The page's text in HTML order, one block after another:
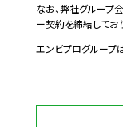
なお、弊社グループ
ー契約を締結してお
エンビプログループ